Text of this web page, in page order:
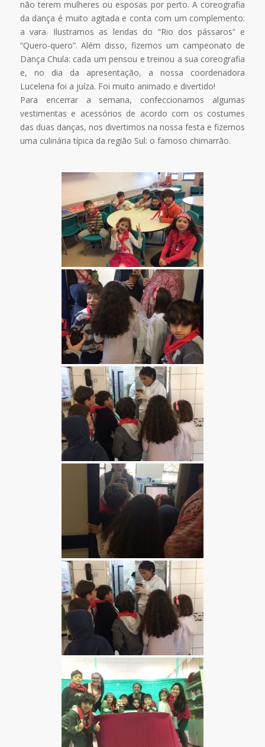
não terem mulheres ou esposas por perto. A coreografia
da dança é muito agitada e conta com um complemento:
a vara. Ilustramos as lendas do “Rio dos pássaros” e
“Quero-quero”. Além disso, fizemos um campeonato de
Dança Chula: cada um pensou e treinou a sua coreografia
e, no dia da apresentação, a nossa coordenadora
Lucelena foi a juíza. Foi muito animado e divertido!
Para encerrar a semana, confeccionamos algumas
vestimentas e acessórios de acordo com os costumes
das duas danças, nos divertimos na nossa festa e fizemos
uma culinária típica da região Sul: o famoso chimarrão.